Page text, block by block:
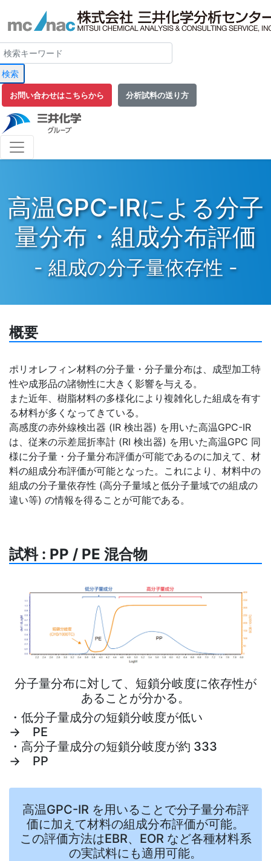
検索
お問い合わせはこちらから 分析試料の送り方
高温GPC-IRによる分子
量分布・組成分布評価
- 組成の分子量依存性 -
概要
ポリオレフィン材料の分子量・分子量分布は、成型加工特
性や成形品の諸物性に大きく影響を与える。
また近年、樹脂材料の多様化により複雑化した組成を有す
る材料が多くなってきている。
高感度の赤外線検出器 (IR 検出器) を用いた高温GPC-IR
は、従来の示差屈折率計 (RI 検出器) を用いた高温GPC 同
様に分子量・分子量分布評価が可能であるのに加えて、材
料の組成分布評価が可能となった。これにより、材料中の
組成の分子量依存性 (高分子量域と低分子量域での組成の
違い等) の情報を得ることが可能である。
試料 : PP / PE 混合物
分子量分布に対して、短鎖分岐度に依存性が
あることが分かる。
・低分子量成分の短鎖分岐度が低い
→ PE
・高分子量成分の短鎖分岐度が約 333
→ PP
高温GPC-IR を用いることで分子量分布評
価に加えて材料の組成分布評価が可能。
この評価方法はEBR、EOR など各種材料系
の実試料にも適用可能。